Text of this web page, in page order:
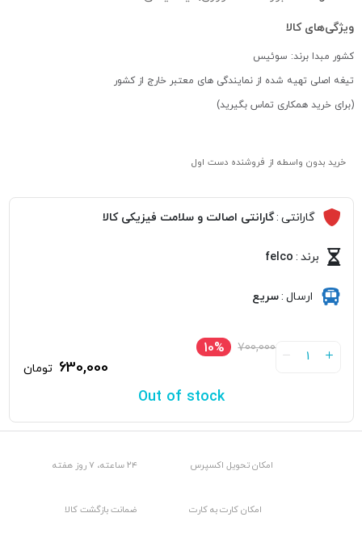
ویژگی‌های کالا
کشور مبدا برند: سوئیس
تیغه اصلی تهیه شده از نمایندگی های معتبر خارج از کشور
(برای خرید همکاری تماس بگیرید)
خرید بدون واسطه از فروشنده دست اول
گارانتی :گارانتی اصالت و سلامت فیزیکی کالا
برند :
felco
ارسال :سریع
1
10% 700,000
630,000 تومان
Out of stock
امکان تحویل اکسپرس ۲۴ ساعته، ۷ روز هفته
امکان کارت به کارت ضمانت بازگشت کالا